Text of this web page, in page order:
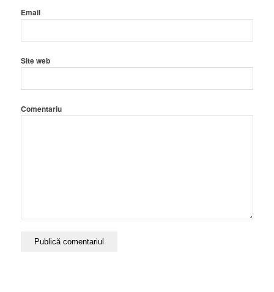
Email
Site web
Comentariu